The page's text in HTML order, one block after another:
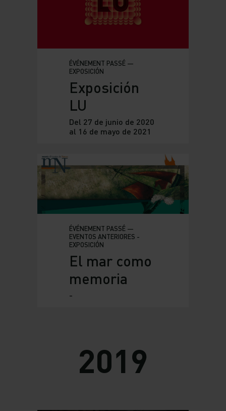
ÉVÉNEMENT PASSÉ —
EXPOSICIÓN
Exposición
LU
Del 27 de junio de 2020
al 16 de mayo de 2021
ÉVÉNEMENT PASSÉ —
EVENTOS ANTERIORES -
EXPOSICIÓN
El mar como
memoria
-
2019